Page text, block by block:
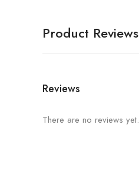
Product Reviews
Reviews
There are no reviews yet.